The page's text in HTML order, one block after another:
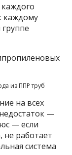
каждому
из ППР труб
на всех
—
— если
не работает
система